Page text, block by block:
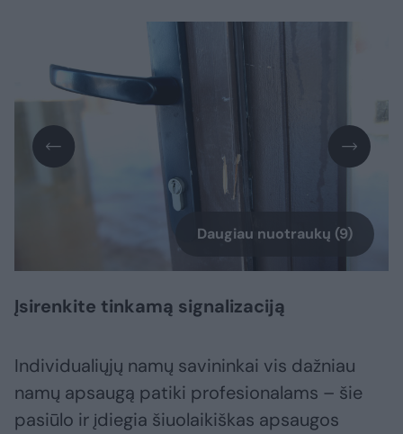
Daugiau nuotraukų (9)
Įsirenkite tinkamą signalizaciją
Individualiųjų namų savininkai vis dažniau
namų apsaugą patiki profesionalams – šie
pasiūlo ir įdiegia šiuolaikiškas apsaugos